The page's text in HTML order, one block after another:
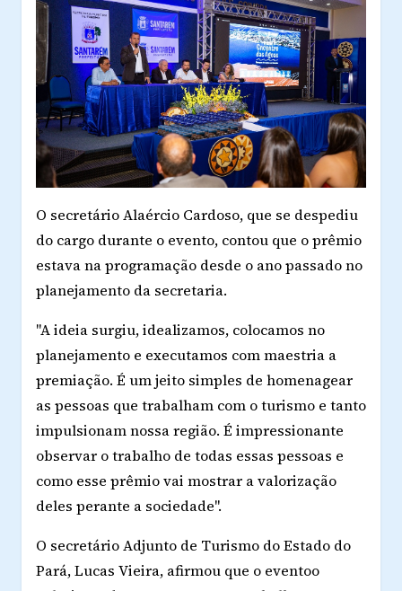
O secretário Alaércio Cardoso, que se despediu
do cargo durante o evento, contou que o prêmio
estava na programação desde o ano passado no
planejamento da secretaria.
"A ideia surgiu, idealizamos, colocamos no
planejamento e executamos com maestria a
premiação. É um jeito simples de homenagear
as pessoas que trabalham com o turismo e tanto
impulsionam nossa região. É impressionante
observar o trabalho de todas essas pessoas e
como esse prêmio vai mostrar a valorização
deles perante a sociedade".
O secretário Adjunto de Turismo do Estado do
Pará, Lucas Vieira, afirmou que o eventoo